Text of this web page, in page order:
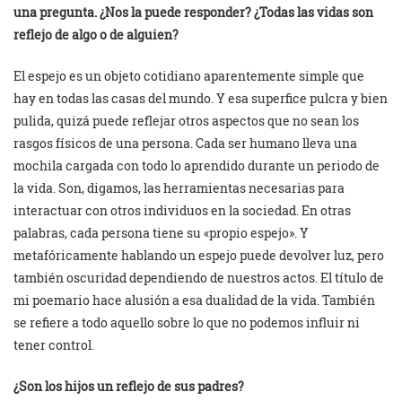
una pregunta. ¿Nos la puede responder? ¿Todas las vidas son
reflejo de algo o de alguien?
El espejo es un objeto cotidiano aparentemente simple que
hay en todas las casas del mundo. Y esa superfice pulcra y bien
pulida, quizá puede reflejar otros aspectos que no sean los
rasgos físicos de una persona. Cada ser humano lleva una
mochila cargada con todo lo aprendido durante un periodo de
la vida. Son, digamos, las herramientas necesarias para
interactuar con otros individuos en la sociedad. En otras
palabras, cada persona tiene su «propio espejo». Y
metafóricamente hablando un espejo puede devolver luz, pero
también oscuridad dependiendo de nuestros actos. El título de
mi poemario hace alusión a esa dualidad de la vida. También
se refiere a todo aquello sobre lo que no podemos influir ni
tener control.
¿Son los hijos un reflejo de sus padres?